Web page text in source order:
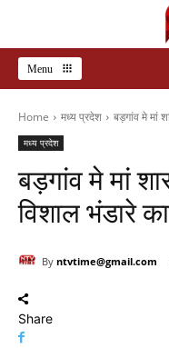
Menu
Home मध्य प्रदेश बड़गांव मे मां
मध्य प्रदेश
बड़गांव मे मां
विशाल भंडारे
By ntvtime@gmail.com
Share